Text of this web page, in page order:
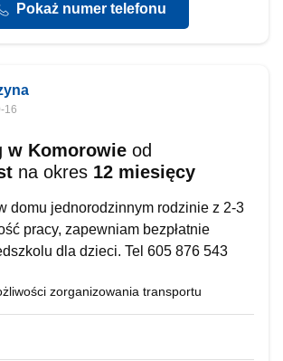
Pokaż numer telefonu
16
w Komorowie od
na okres 12 miesięcy
domu jednorodzinnym rodzinie z 2-3
pracy, zapewniam bezpłatnie
dla dzieci. Tel 605 876 543
zorganizowania transportu